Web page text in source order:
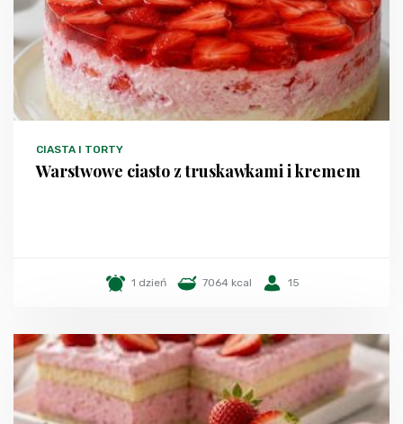
CIASTA I TORTY
Warstwowe ciasto z truskawkami i kremem
1 dzień 7064 kcal 15